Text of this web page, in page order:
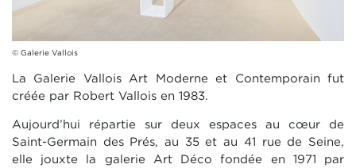
© Galerie Vallois
La Galerie Vallois Art Moderne et Contemporain fut
créée par Robert Vallois en 1983.
Aujourd’hui répartie sur deux espaces au cœur de
Saint-Germain des Prés, au 35 et au 41 rue de Seine,
elle jouxte la galerie Art Déco fondée en 1971 par